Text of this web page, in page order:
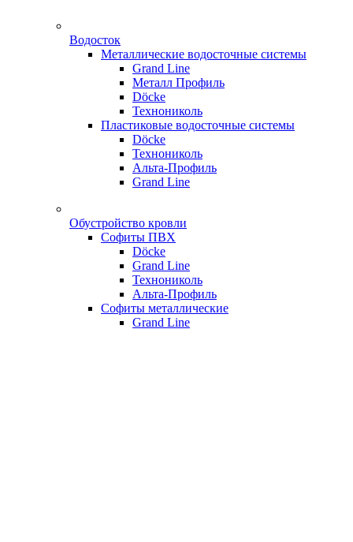
Водосток
Металлические водосточные системы
Grand Line
Металл Профиль
Döсkе
Технониколь
Пластиковые водосточные системы
Döcke
Технониколь
Альта-Профиль
Grand Line
Обустройство кровли
Софиты ПВХ
Döcke
Grand Line
Технониколь
Альта-Профиль
Софиты металлические
Grand Line